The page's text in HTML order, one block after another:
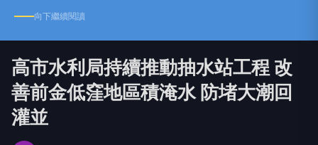
向下繼續閱讀
高市水利局持續推動抽水站工程 改
善前金低窪地區積淹水 防堵大潮回
灌並